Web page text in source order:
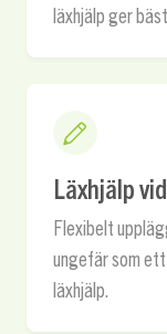
läxhjälp ger
Läxhjälp
Flexibelt
ungefär som
läxhjälp.